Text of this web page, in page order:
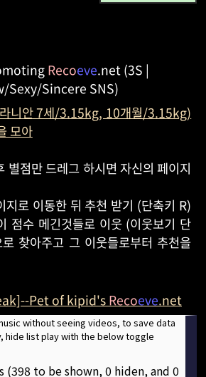
Recoeve.net (3S |
Sexy/Sincere SNS)
니안 7세/3.15kg, 10개월/3.15kg)
모아
별점만 드레그 하시면 자신의 페이지
지로 이동한 뒤 추천 받기 (단축키 R)
점수 메긴것들로 이웃 (이웃보기 단
찾아주고 그 이웃들로부터 추천을
Pet of kipid'sRecoeve.net